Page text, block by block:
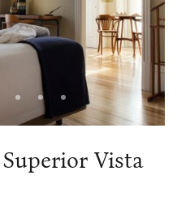
Vista